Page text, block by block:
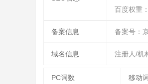
百度权重：
备案信息 备案号：
域名信息 注册人/机
PC词数 移动